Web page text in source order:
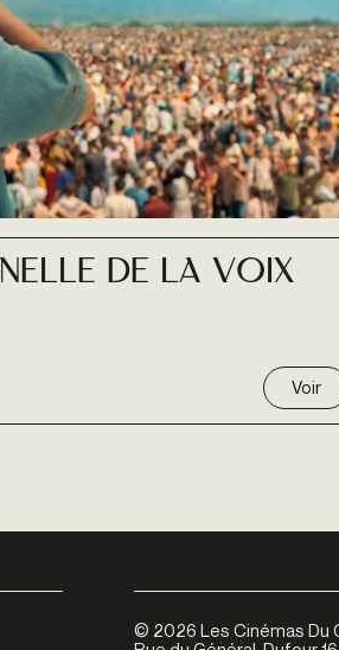
de La voix
Voir
© 2026 Les Cinémas Du